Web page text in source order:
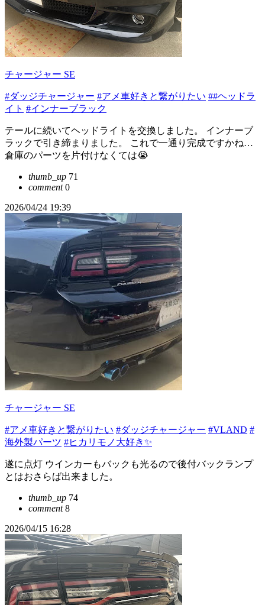
チャージャー SE
#ダッジチャージャー #アメ車好きと繋がりたい ##ヘッドラ
イト #インナーブラック
テールに続いてヘッドライトを交換しました。 インナーブ
ラックで引き締まりました。 これで一通り完成ですかね…
倉庫のパーツを片付けなくては😭
thumb_up 71
comment0
2026/04/24 19:39
チャージャー SE
#アメ車好きと繋がりたい #ダッジチャージャー #VLAND #
海外製パーツ #ヒカリモノ大好き✨
遂に点灯 ウインカーもバックも光るので後付バックランプ
とはおさらば出来ました。
thumb_up 74
comment8
2026/04/15 16:28